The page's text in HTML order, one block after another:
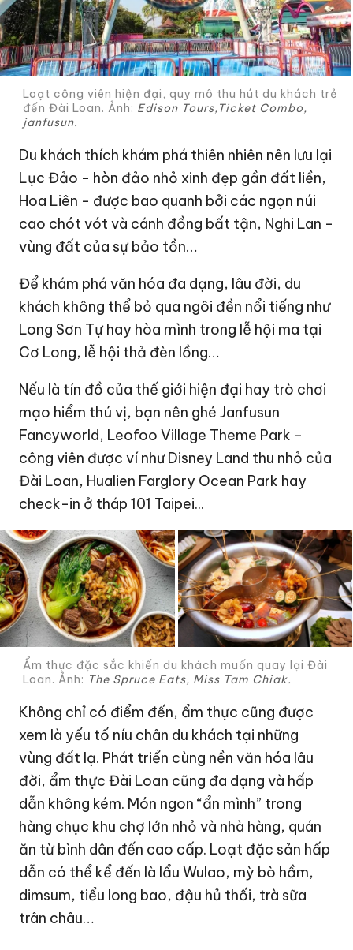
Loạt công viên hiện đại, quy mô thu hút du khách trẻ
đến Đài Loan. Ảnh: Edison Tours,Ticket Combo,
janfusun.
Du khách thích khám phá thiên nhiên nên lưu lại
Lục Đảo - hòn đảo nhỏ xinh đẹp gần đất liền,
Hoa Liên - được bao quanh bởi các ngọn núi
cao chót vót và cánh đồng bất tận, Nghi Lan -
vùng đất của sự bảo tồn…
Để khám phá văn hóa đa dạng, lâu đời, du
khách không thể bỏ qua ngôi đền nổi tiếng như
Long Sơn Tự hay hòa mình trong lễ hội ma tại
Cơ Long, lễ hội thả đèn lồng…
Nếu là tín đồ của thế giới hiện đại hay trò chơi
mạo hiểm thú vị, bạn nên ghé Janfusun
Fancyworld, Leofoo Village Theme Park -
công viên được ví như Disney Land thu nhỏ của
Đài Loan, Hualien Farglory Ocean Park hay
check-in ở tháp 101 Taipei...
Ẩm thực đặc sắc khiến du khách muốn quay lại Đài
Loan. Ảnh: The Spruce Eats, Miss Tam Chiak.
Không chỉ có điểm đến, ẩm thực cũng được
xem là yếu tố níu chân du khách tại những
vùng đất lạ. Phát triển cùng nền văn hóa lâu
đời, ẩm thực Đài Loan cũng đa dạng và hấp
dẫn không kém. Món ngon “ẩn mình” trong
hàng chục khu chợ lớn nhỏ và nhà hàng, quán
ăn từ bình dân đến cao cấp. Loạt đặc sản hấp
dẫn có thể kể đến là lẩu Wulao, mỳ bò hầm,
dimsum, tiểu long bao, đậu hủ thối, trà sữa
trân châu…